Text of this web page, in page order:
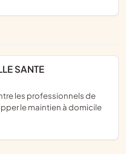
SANTE
le maintien à domicile